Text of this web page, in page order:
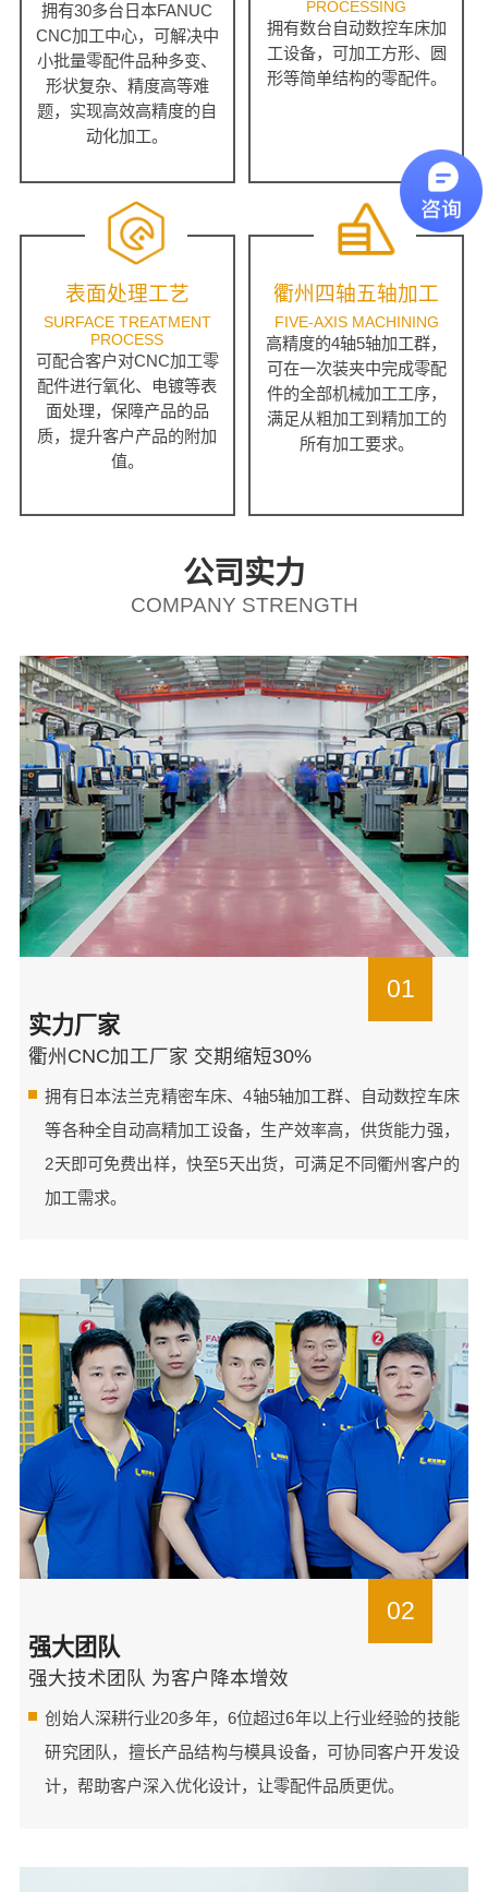
拥有30多台日本FANUC
CNC加工中心，可解决中
小批量零配件品种多变、
形状复杂、精度高等难
题，实现高效高精度的自
动化加工。
PROCESSING
拥有数台自动数控车床加
工设备，可加工方形、圆
形等简单结构的零配件。
表面处理工艺
SURFACE TREATMENT
PROCESS
可配合客户对CNC加工零
配件进行氧化、电镀等表
面处理，保障产品的品
质，提升客户产品的附加
值。
衢州四轴五轴加工
FIVE-AXIS MACHINING
高精度的4轴5轴加工群，
可在一次装夹中完成零配
件的全部机械加工工序，
满足从粗加工到精加工的
所有加工要求。
公司实力
COMPANY STRENGTH
01
实力厂家
衢州CNC加工厂家 交期缩短30%
拥有日本法兰克精密车床、4轴5轴加工群、自动数控车床
等各种全自动高精加工设备，生产效率高，供货能力强，
2天即可免费出样，快至5天出货，可满足不同衢州客户的
加工需求。
02
强大团队
强大技术团队 为客户降本增效
创始人深耕行业20多年，6位超过6年以上行业经验的技能
研究团队，擅长产品结构与模具设备，可协同客户开发设
计，帮助客户深入优化设计，让零配件品质更优。